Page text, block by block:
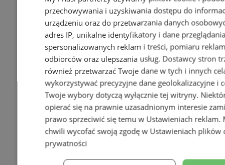
przechowywania i uzyskiwania dostępu do
urządzeniu oraz do przetwarzania danych
adres IP, unikalne identyfikatory i dane
spersonalizowanych reklam i treści, pomiaru
odbiorców oraz ulepszania usług. Dostawcy stron
również przetwarzać Twoje dane w tych i innych
wykorzystywać precyzyjne dane geolokalizacyjne i
Twoje wybory dotyczą wyłącznie tej witryny.
opierać się na prawnie uzasadnionym interesie
prawo sprzeciwić się temu w Ustawieniach reklam.
chwili wycofać swoją zgodę w Ustawieniach plików
prywatności